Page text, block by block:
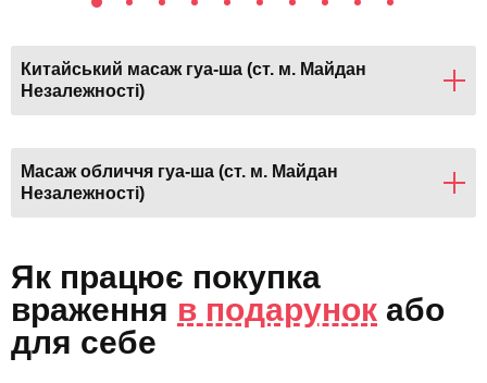
Китайський масаж гуа-ша (ст. м. Майдан
Незалежності)
Масаж обличчя гуа-ша (ст. м. Майдан
Незалежності)
Як працює покупка
враження в подарунок або
для себе